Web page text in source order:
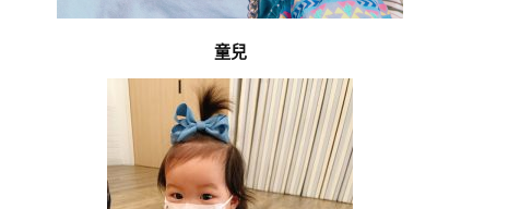
童兒